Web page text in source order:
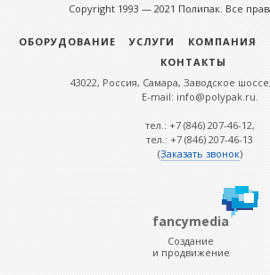
Copyright 1993 — 2021 Полипак. Все
ОБОРУДОВАНИЕ УСЛУГИ КОМПАНИЯ
КОНТАКТЫ
43022, Россия, Самара, Заводское
E-mail: info@polypak.ru.
тел.: +7 (846) 207-46-12,
тел.: +7 (846) 207-46-13
(Заказать звонок)
fancymedia
Создание
и продвижение